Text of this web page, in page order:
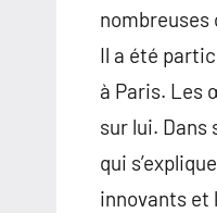
nombreuses
Il a été
à Paris. Les
sur lui. Dans
qui
innovants et